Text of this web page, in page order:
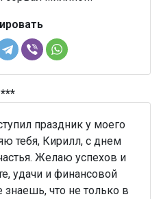
***
праздник у моего
тебя, Кирилл, с днем
Желаю успехов и
удачи и финансовой
что не только в